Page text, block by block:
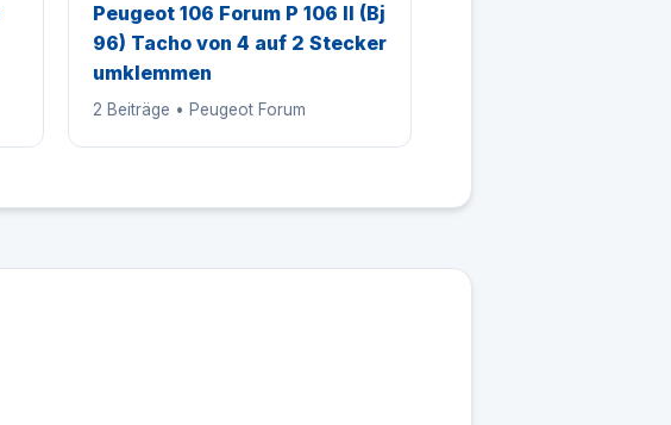
Peugeot 106 Forum P 106 II (Bj
96) Tacho von 4 auf 2 Stecker
umklemmen
2 Beiträge • Peugeot Forum